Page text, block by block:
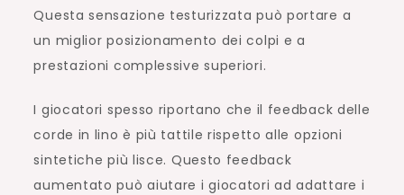
Questa sensazione testurizzata può portare a
un miglior posizionamento dei colpi e a
prestazioni complessive superiori.
I giocatori spesso riportano che il feedback delle
corde in lino è più tattile rispetto alle opzioni
sintetiche più lisce. Questo feedback
aumentato può aiutare i giocatori ad adattare i